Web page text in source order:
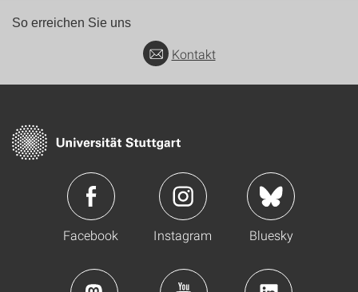
So erreichen Sie uns
Kontakt
Facebook Instagram Bluesky